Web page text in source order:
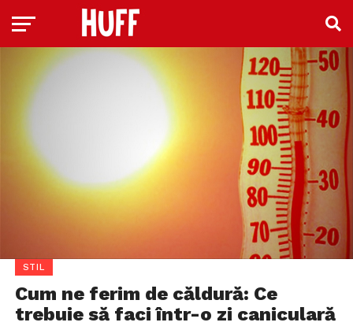
STIL
Cum ne ferim de căldură: Ce
trebuie să faci într-o zi caniculară